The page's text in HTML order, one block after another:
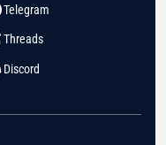
Telegram
Threads
Discord